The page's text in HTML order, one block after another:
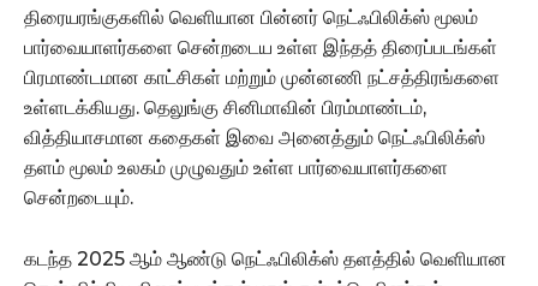
திரையரங்குகளில் வெளியான பின்னர் நெட்ஃபிலிக்ஸ் மூலம்
பார்வையாளர்களை சென்றடைய உள்ள இந்தத் திரைப்படங்கள்
பிரமாண்டமான காட்சிகள் மற்றும் முன்னணி நட்சத்திரங்களை
உள்ளடக்கியது. தெலுங்கு சினிமாவின் பிரம்மாண்டம்,
வித்தியாசமான கதைகள் இவை அனைத்தும் நெட்ஃபிலிக்ஸ்
தளம் மூலம் உலகம் முழுவதும் உள்ள பார்வையாளர்களை
சென்றடையும்.
கடந்த 2025 ஆம் ஆண்டு நெட்ஃபிலிக்ஸ் தளத்தில் வெளியான